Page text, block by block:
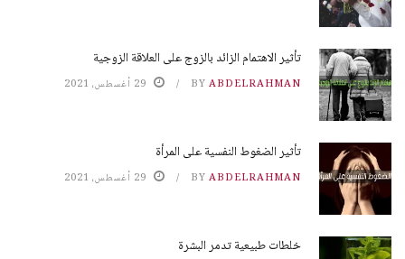
تأثير الاهتمام الزائد بالزوج على العلاقة الزوجية
BY ABDELRAHMAN 29 أغسطس، 2021
تأثير الضغوط النفسية على المرأة
BY ABDELRAHMAN 29 أغسطس، 2021
خلطات طبيعية تدمر البشرة